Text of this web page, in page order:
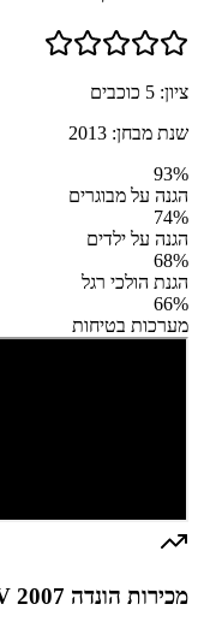
ציון: 5 כוכבים
שנת מבחן: 2013
93%
הגנה על מבוגרים
74%
הגנה על ילדים
68%
הגנת הולכי רגל
66%
מערכות בטיחות
מכירות הונדה CR-V 2007 והשוואה למתחרים